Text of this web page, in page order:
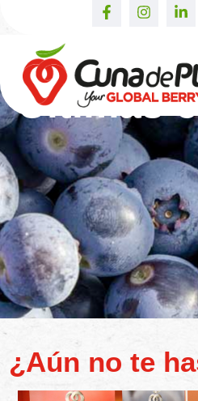
Últimas
¿Aún no te